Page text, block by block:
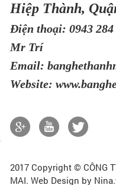
Hiệp Thành,
Điện thoại: 0943
Mr Trí
Email:
Website:
2017 Copyright © CÔNG
MAI. Web Design by